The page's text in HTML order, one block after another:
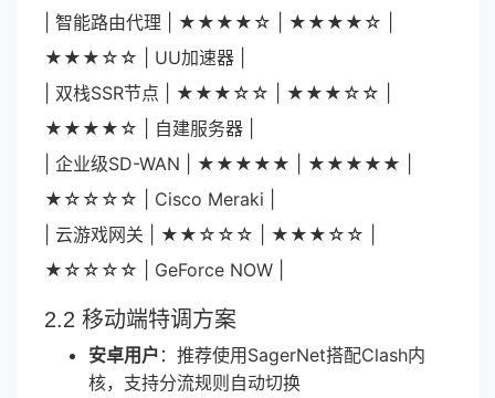
| 智能路由代理 | ★★★★☆ | ★★★★☆ |
★★★☆☆ | UU加速器 |
| 双栈SSR节点 | ★★★☆☆ | ★★★☆☆ |
★★★★☆ | 自建服务器 |
| 企业级SD-WAN | ★★★★★ | ★★★★★ |
★☆☆☆☆ | Cisco Meraki |
| 云游戏网关 | ★★☆☆☆ | ★★★☆☆ |
★☆☆☆☆ | GeForce NOW |
2.2 移动端特调方案
安卓用户 ：推荐使用SagerNet搭配Clash内
核，支持分流规则自动切换